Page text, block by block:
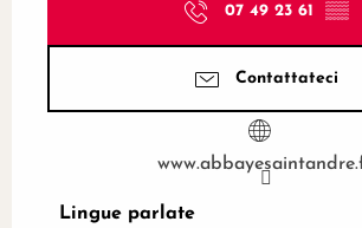
07 49 23 61 ▒▒
Contattateci
Lingue parlate
Lingue parlate